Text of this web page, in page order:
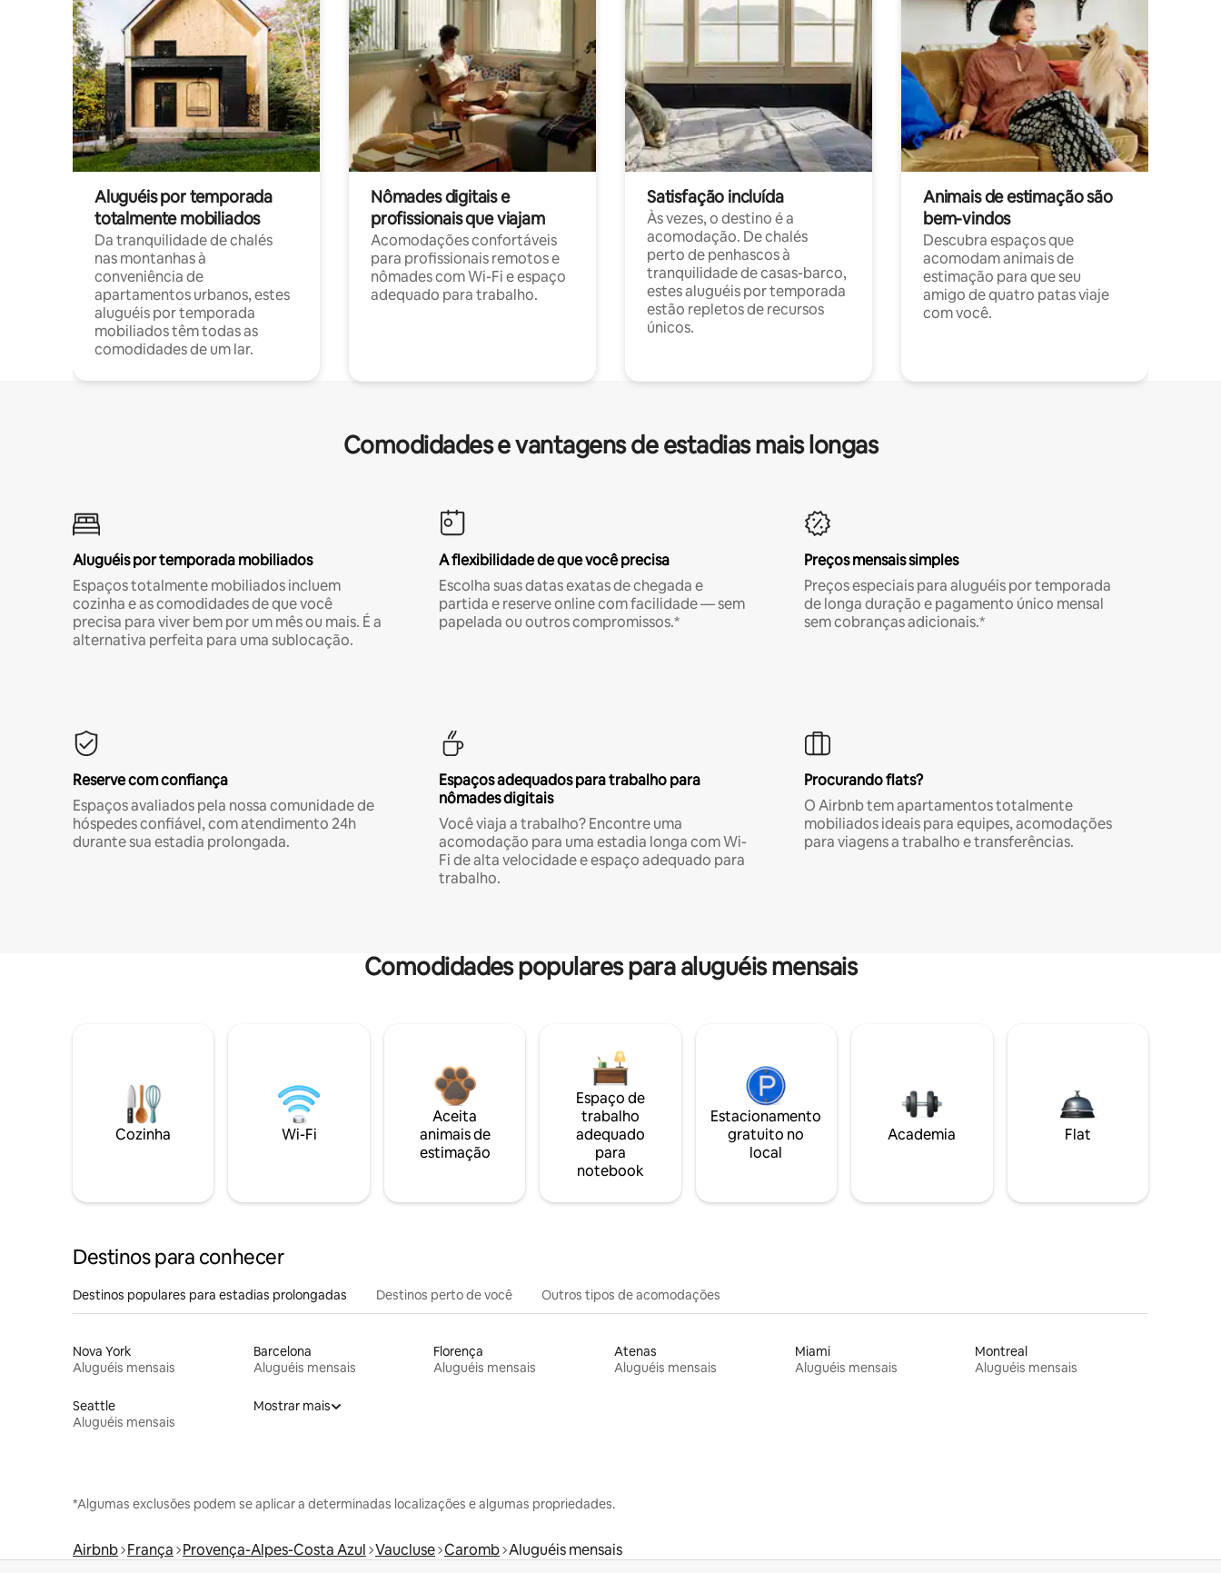
Aluguéis por temporada
totalmente mobiliados
Da tranquilidade de chalés
nas montanhas à
conveniência de
apartamentos urbanos, estes
aluguéis por temporada
mobiliados têm todas as
comodidades de um lar.
Nômades digitais e
profissionais que viajam
Acomodações confortáveis
para profissionais remotos e
nômades com Wi-Fi e espaço
adequado para trabalho.
Satisfação incluída
Às vezes, o destino é a
acomodação. De chalés
perto de penhascos à
tranquilidade de casas-barco,
estes aluguéis por temporada
estão repletos de recursos
únicos.
Animais de estimação são
bem-vindos
Descubra espaços que
acomodam animais de
estimação para que seu
amigo de quatro patas viaje
com você.
Comodidades e vantagens de estadias mais longas
Aluguéis por temporada mobiliados
Espaços totalmente mobiliados incluem
cozinha e as comodidades de que você
precisa para viver bem por um mês ou mais. É a
alternativa perfeita para uma sublocação.
A flexibilidade de que você precisa
Escolha suas datas exatas de chegada e
partida e reserve online com facilidade — sem
papelada ou outros compromissos.*
Preços mensais simples
Preços especiais para aluguéis por temporada
de longa duração e pagamento único mensal
sem cobranças adicionais.*
Reserve com confiança
Espaços avaliados pela nossa comunidade de
hóspedes confiável, com atendimento 24h
durante sua estadia prolongada.
Espaços adequados para trabalho para
nômades digitais
Você viaja a trabalho? Encontre uma
acomodação para uma estadia longa com Wi-
Fi de alta velocidade e espaço adequado para
trabalho.
Procurando flats?
O Airbnb tem apartamentos totalmente
mobiliados ideais para equipes, acomodações
para viagens a trabalho e transferências.
Comodidades populares para aluguéis mensais
Cozinha Wi-Fi
Aceita
animais de
estimação
Espaço de
trabalho
adequado
para
notebook
Estacionamento
gratuito no
local
Academia Flat
Destinos para conhecer
Destinos populares para estadias prolongadas Destinos perto de você Outros tipos de acomodações
Nova York
Aluguéis mensais
Barcelona
Aluguéis mensais
Florença
Aluguéis mensais
Atenas
Aluguéis mensais
Miami
Aluguéis mensais
Montreal
Aluguéis mensais
Seattle
Aluguéis mensais
Mostrar mais
*Algumas exclusões podem se aplicar a determinadas localizações e algumas propriedades.
Airbnb França Provença-Alpes-Costa Azul Vaucluse Caromb Aluguéis mensais